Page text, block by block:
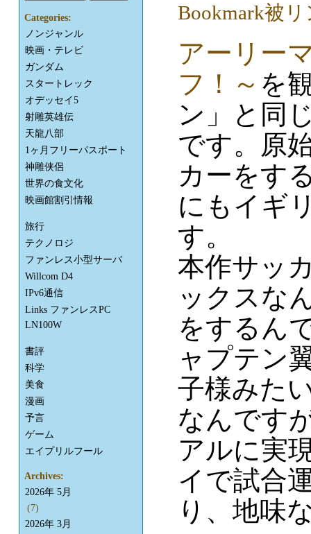
アーリー
フ！～ を
ン」と同
です。原
カーをす
にもイギ
す。
本作サッ
ックスな
をするん
ャプテン
子様みた
なんです
アルに実
イで試合
り、地味
Categories:
ノンジャンル
映画・テレビ
ガンダム
スタートレック
オデッセイ5
射雕英雄伝
天龍八部
1ヶ月フリーパスポート
神雕侠侶
世界の食文化
映画館割引情報
旅行
テクノロジ
ファンレス小型サーバ
Willcom D4
IPv6通信
Links ファンレスPC
LN100W
書評
科学
美食
漫画
予言
ゲーム
エイプリルフール
Archives:
2026年 5月
(7)
2026年 3月